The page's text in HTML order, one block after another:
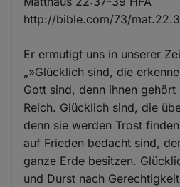
http://bible.com/73/
Er ermutigt uns in unserer
„»Glücklich sind, die
Gott sind, denn ihnen gehört
Reich. Glücklich sind, die
denn sie werden Trost
auf Frieden bedacht sind,
ganze Erde besitzen.
und Durst nach